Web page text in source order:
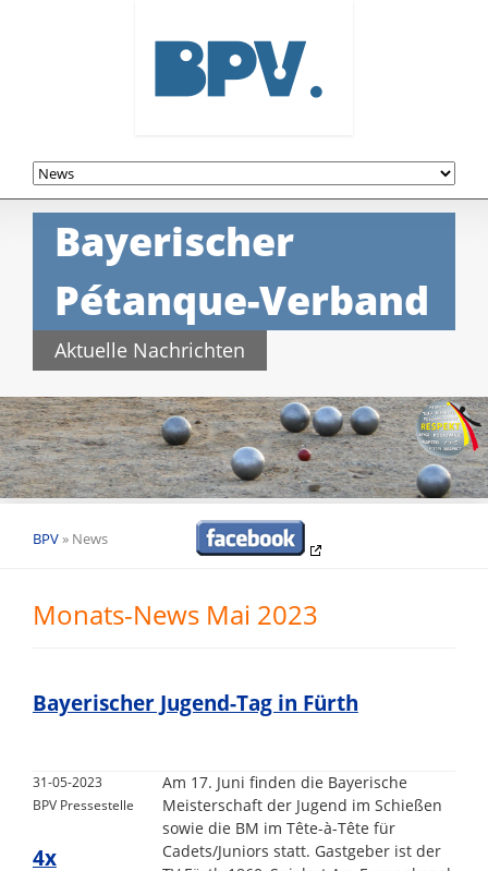
Navigation
überspringen
Bayerischer
Pétanque-Verband
Aktuelle Nachrichten
BPV» News
Monats-News Mai 2023
Bayerischer Jugend-Tag in Fürth
31-05-2023
BPV Pressestelle
Am 17. Juni finden die Bayerische
Meisterschaft der Jugend im Schießen
sowie die BM im Tête-à-Tête für
Cadets/Juniors statt. Gastgeber ist der
4x